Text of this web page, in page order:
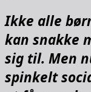
Ikke alle
kan snakke
sig til. Men
spinkelt